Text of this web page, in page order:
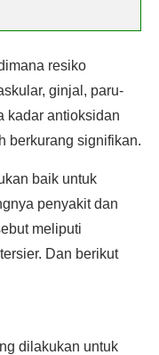
resiko
ginjal, paru-
kadar antioksidan
berkurang signifikan.
baik untuk
penyakit dan
meliputi
Dan berikut
dilakukan untuk